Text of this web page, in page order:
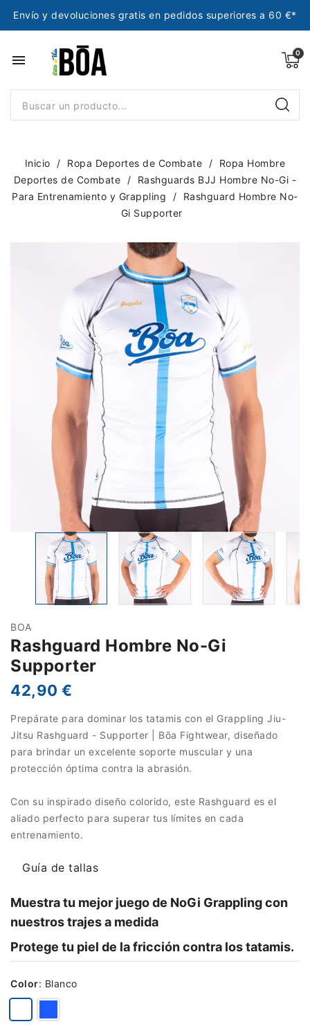
Envío y devoluciones gratis en pedidos superiores a 60 €*
menu
Inicio Ropa Deportes de Combate
Ropa Hombre
Deportes de Combate
Rashguards BJJ Hombre No-Gi -
Para Entrenamiento y Grappling
Rashguard Hombre No-
Gi Supporter
BOA
Rashguard Hombre No-Gi
Supporter
42,90 €
Prepárate para dominar los tatamis con el Grappling Jiu-
Jitsu Rashguard - Supporter | Bōa Fightwear, diseñado
para brindar un excelente soporte muscular y una
protección óptima contra la abrasión.
Con su inspirado diseño colorido, este Rashguard es el
aliado perfecto para superar tus límites en cada
entrenamiento.
Guía de tallas
Muestra tu mejor juego de NoGi Grappling con
nuestros trajes a medida
Protege tu piel de la fricción contra los tatamis.
Color: Blanco